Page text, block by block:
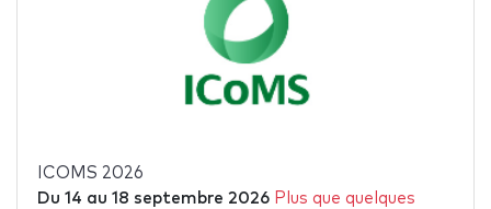
ICOMS 2026
Du 14 au 18 septembre 2026 Plus que quelques